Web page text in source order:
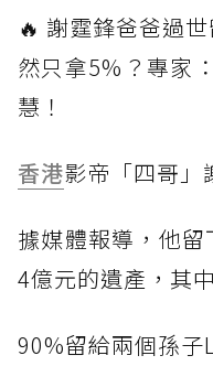
🔥 謝霆鋒爸爸過
然只拿5%？專家
慧！
香港影帝「四哥」
據媒體報導，他
4億元的遺產，其
90%留給兩個孫子